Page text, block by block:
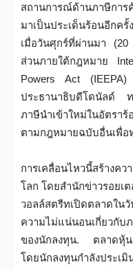
สถานการณ์ด้านภาษีการ
มาเป็นประเด็นร้อนอีก
เมื่อวันศุกร์ที่ผ่านมา (20
ส่วนภายใต้กฎหมาย
Powers Act
ประธานาธิบดีโดนัลด์ ท
ภาษีนำเข้าใหม่ในอัตรา
ตามกฎหมายฉบับอื่นเพื่อ
การเคลื่อนไหวนี้สร้างค
โลก โดยสำนักข่าวรอยเ
วอลล์สตรีทเปิดตลาดใ
ความไม่แน่นอนเกี่ยวกับ
ของนักลงทุน. ตลาดหุ้น
โดยนักลงทุนกำลังประเ